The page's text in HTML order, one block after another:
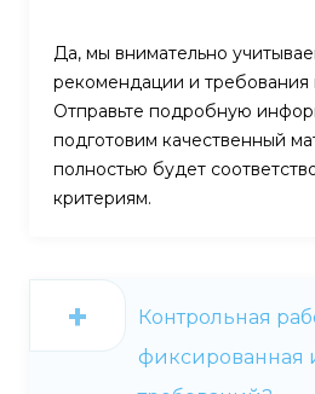
Да, мы внимательно
рекомендации и требования
Отправьте подробную
подготовим качественный
полностью будет
критериям.
Контрольная
фиксированная